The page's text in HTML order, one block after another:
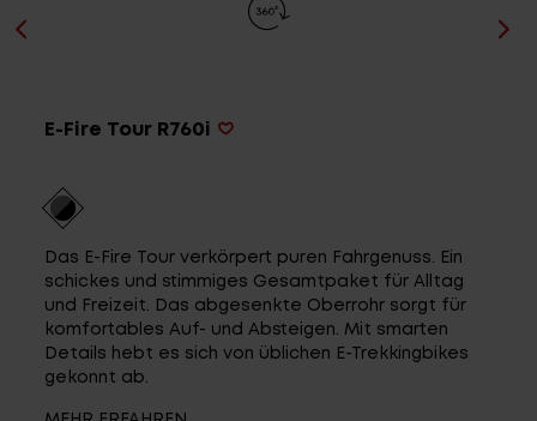
Stories
Partner
Finde dein Bike
E-Fire Tour R760i
Das E-Fire Tour verkörpert puren Fahrgenuss. Ein
schickes und stimmiges Gesamtpaket für Alltag
und Freizeit. Das abgesenkte Oberrohr sorgt für
komfortables Auf- und Absteigen. Mit smarten
Details hebt es sich von üblichen E-Trekkingbikes
gekonnt ab.